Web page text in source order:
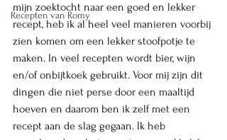
Recepten van Romy
mijn zoektocht naar een goed en lekker
recept, heb ik al heel veel manieren voorbij
zien komen om een lekker stoofpotje te
maken. In veel recepten wordt bier, wijn
en/of onbijtkoek gebruikt. Voor mij zijn dit
dingen die niet perse door een maaltijd
hoeven en daarom ben ik zelf met een
recept aan de slag gegaan. Ik heb